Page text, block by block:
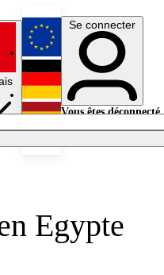
English
Deutsch
Se connecter
Vous êtes déconnecté.
Egypte